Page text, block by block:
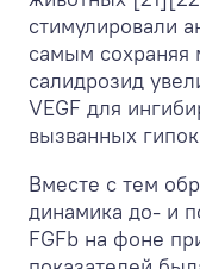
стимулировали
самым
салидрозид
VEGF для
вызванных
Вместе с тем
динамика до- и
FGFb на фоне